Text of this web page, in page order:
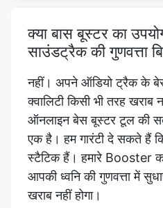
नहीं। अपने ऑडियो ट्रैक के
क्वालिटी किसी भी तरह खराब
ऑनलाइन बेस बूस्टर टूल की
एक है। हम गारंटी दे सकते हैं
स्टैटिक हैं। हमारे Booster
आपकी ध्वनि की गुणवत्ता में
खराब नहीं होगा।
बास बूस्टर ऑनलाइन